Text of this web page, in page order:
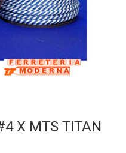
X MTS TITAN